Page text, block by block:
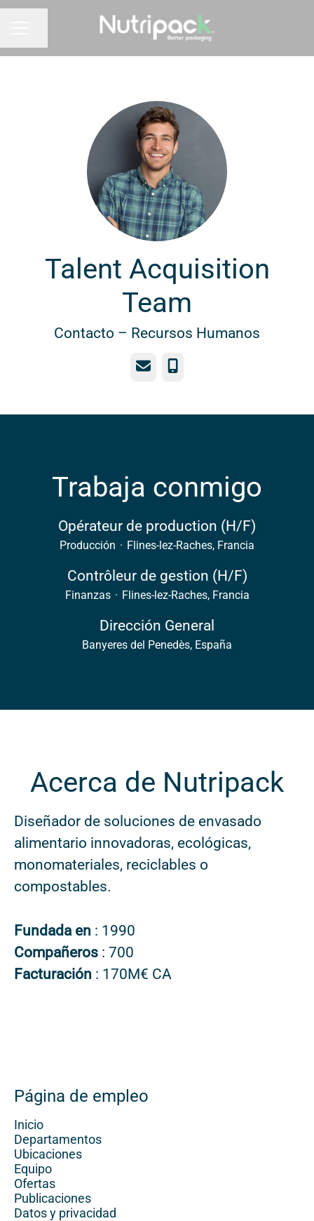
Compartir página
Talent Acquisition
Team
Contacto – Recursos Humanos
Correo electrónico
Teléfono
Trabaja conmigo
Opérateur de production (H/F)
Producción · Flines-lez-Raches, Francia
Contrôleur de gestion (H/F)
Finanzas · Flines-lez-Raches, Francia
Dirección General
Banyeres del Penedès, España
Acerca de Nutripack
Diseñador de soluciones de envasado
alimentario innovadoras, ecológicas,
monomateriales, reciclables o
compostables.
Fundada en : 1990
Compañeros : 700
Facturación : 170M€ CA
Página de empleo
Inicio
Departamentos
Ubicaciones
Equipo
Ofertas
Publicaciones
Datos y privacidad